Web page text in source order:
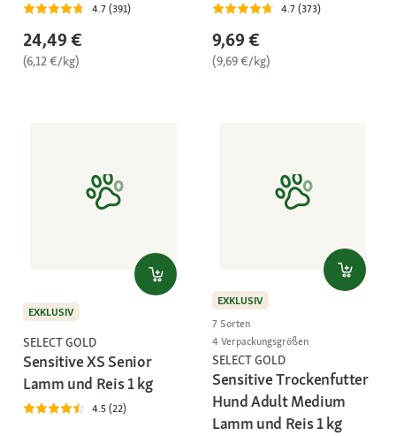
4.7 (391)
24,49 €
(6,12 €/kg)
4.7 (373)
9,69 €
(9,69 €/kg)
EXKLUSIV
SELECT GOLD
Sensitive XS Senior
Lamm und Reis 1 kg
4.5 (22)
EXKLUSIV
7 Sorten
4 Verpackungsgrößen
SELECT GOLD
Sensitive Trockenfutter
Hund Adult Medium
Lamm und Reis 1 kg